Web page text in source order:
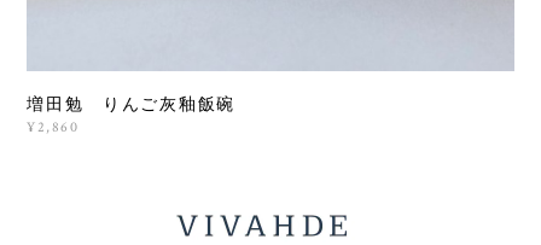
増田勉 りんご灰釉飯碗
¥2,860